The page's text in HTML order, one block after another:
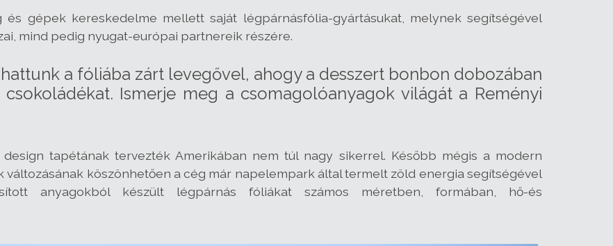
gépek kereskedelme mellett saját légpárnásfólia-gyártásukat, melynek segítségével
mind pedig nyugat-európai partnereik részére.
a fóliába zárt levegővel, ahogy a desszert bonbon dobozában
Ismerje meg a csomagolóanyagok világát a Reményi
tapétának tervezték Amerikában nem túl nagy sikerrel. Később mégis a modern
köszönhetően a cég már napelempark által termelt zöld energia segítségével
anyagokból készült légpárnás fóliákat számos méretben, formában, hő-és